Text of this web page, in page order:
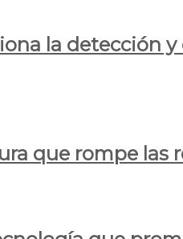
la detección
que rompe las